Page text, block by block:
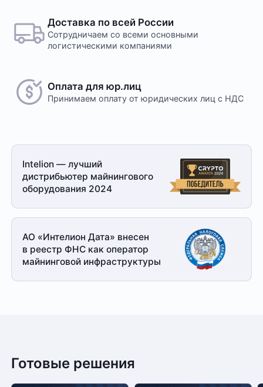
Доставка по всей России
Сотрудничаем со всеми основными
логистическими компаниями
Оплата для юр.лиц
Принимаем оплату от юридических лиц с НДС
Intelion — лучший
дистрибьютер майнингового
оборудования 2024
АО «Интелион Дата» внесен
в реестр ФНС как оператор
майнинговой инфраструктуры
Готовые решения